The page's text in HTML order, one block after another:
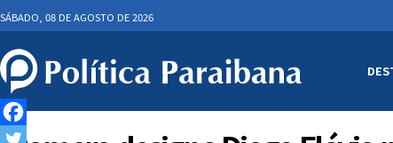
SÁBADO, 08 DE AGOSTO DE 2026